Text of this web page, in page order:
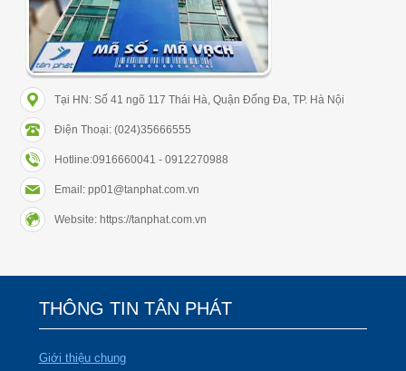
Tại HN: Số 41 ngõ 117 Thái Hà, Quận Đống Đa, TP. Hà Nội
Điện Thoại: (024)35666555
Hotline:0916660041 - 0912270988
Email: pp01@tanphat.com.vn
Website: https://tanphat.com.vn
THÔNG TIN TÂN PHÁT
Giới thiệu chung